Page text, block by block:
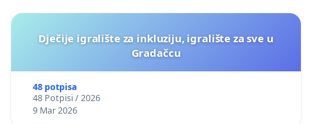
Dječije igralište za inkluziju, igralište za sve u
Gradačcu
48 potpisa
48 Potpisi / 2026
9 Mar 2026